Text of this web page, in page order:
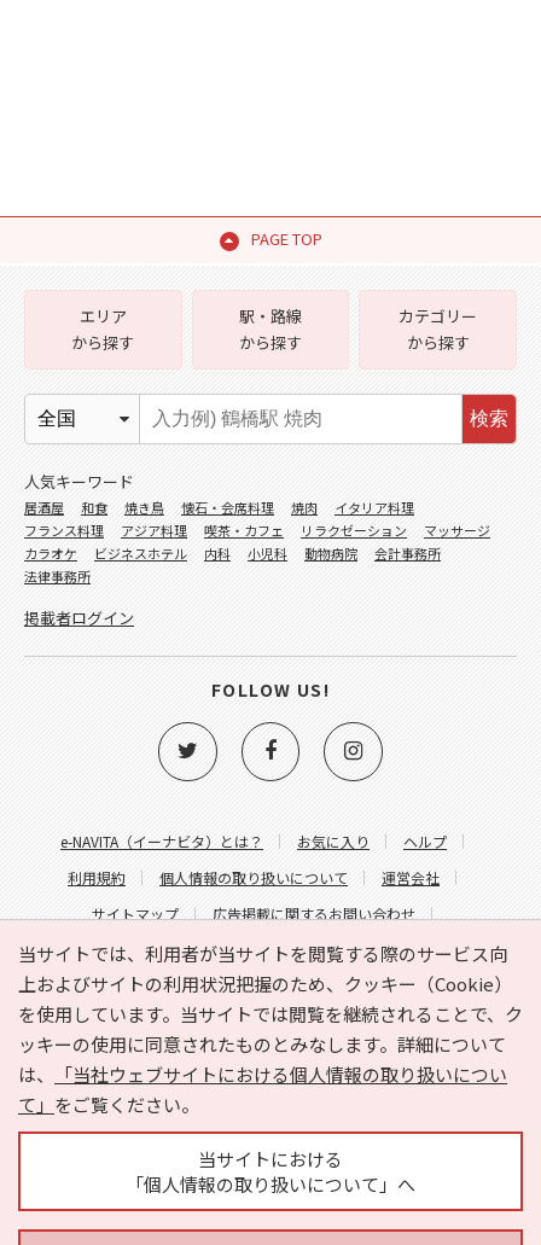
PAGE TOP
当サイトでは、利用者が当サイトを閲覧する際のサービス向
上およびサイトの利用状況把握のため、クッキー（Cookie）
を使用しています。当サイトでは閲覧を継続されることで、ク
ッキーの使用に同意されたものとみなします。詳細について
は、
「当社ウェブサイトにおける個人情報の取り扱いについ
て」 をご覧ください。
当サイトにおける
「個人情報の取り扱いについて」へ
e-NAVITA（イーナビタ）とは？ お気に入り
ヘルプ
利用規約
個人情報の取り扱いについて
運営会社
サイトマップ
広告掲載に関するお問い合わせ
サイトの内容に関するお問い合わせ
エリア
から探す
駅・路線
から探す
カテゴリー
から探す
検索
人気キーワード
居酒屋 和食 焼き鳥 懐石・会席料理 焼肉
イタリア料理
フランス料理
アジア料理 喫茶・カフェ リラクゼーション
マッサージ
カラオケ
ビジネスホテル 内科 小児科 動物病院
会計事務所
法律事務所
掲載者ログイン
FOLLOW US!
Copyright © HYOJITO.Co.,Ltd. All Rights Reserved.